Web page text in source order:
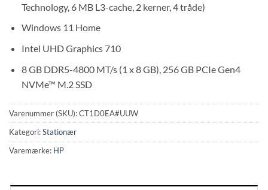
Technology, 6 MB L3-cache, 2 kerner, 4 tråde)
Windows 11 Home
Intel UHD Graphics 710
8 GB DDR5-4800 MT/s (1 x 8 GB), 256 GB PCIe Gen4
NVMe™ M.2 SSD
Varenummer (SKU):CT1D0EA#UUW
Kategori:Stationær
Varemærke: HP